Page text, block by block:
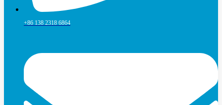
+86 138 2318 6864